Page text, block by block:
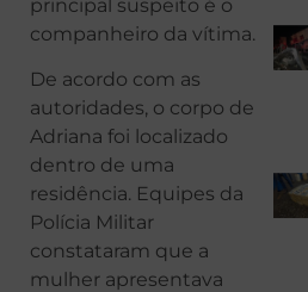
principal suspeito é o
companheiro da vítima.
De acordo com as
autoridades, o corpo de
Adriana foi localizado
dentro de uma
residência. Equipes da
Polícia Militar
constataram que a
mulher apresentava